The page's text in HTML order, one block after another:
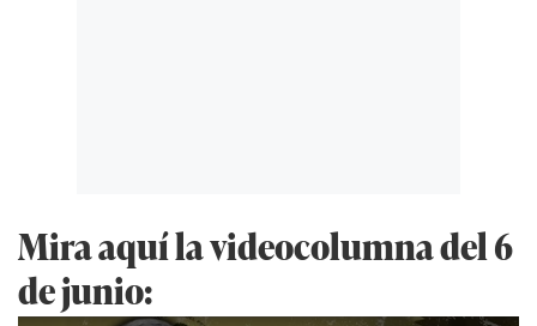
Mira aquí la videocolumna del 6
de junio: